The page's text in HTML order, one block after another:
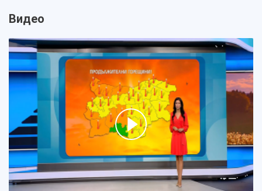
Видео